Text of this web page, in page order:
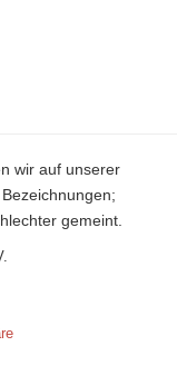
wir auf unserer
gemeint.